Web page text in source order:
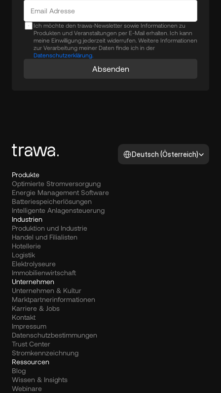
Ich möchte den trawa-Newsletter sowie Informationen zu
Produkten und Veranstaltungen per E-Mail erhalten. Ich kann
meine Einwilligung jederzeit widerrufen. Weitere Informationen
zur Verarbeitung meiner Daten finde ich in der
Datenschutzerklärung.
Absenden
Select Language
Deutsch (Österreich)
Produkte
Optimierte Stromversorgung
Energie Management Software
Batteriespeicherlösungen
Intelligente Anlagensteuerung
Industrien
Produktion und Industrie
Handel und Filialisten
Hotellerie
Logistik
Elektrolyseure
Immobilienwirtschaft
Unternehmen
Unternehmen & Kultur
Marktpartnerinformationen
Karriere & Jobs
Kontakt
Impressum
Datenschutzbestimmungen
Trust Center
Stromkennzeichnung
Ressourcen
Blog
Wissen & Insights
Webinare